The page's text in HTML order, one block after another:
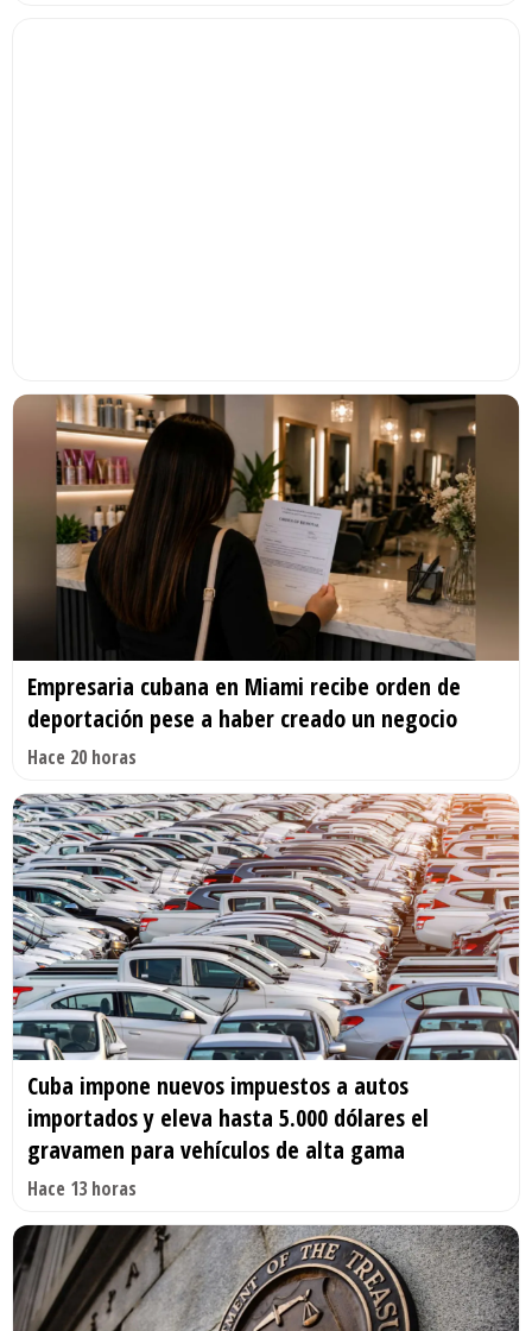
Empresaria cubana en Miami recibe orden de
deportación pese a haber creado un negocio
Hace 20 horas
Cuba impone nuevos impuestos a autos
importados y eleva hasta 5.000 dólares el
gravamen para vehículos de alta gama
Hace 13 horas